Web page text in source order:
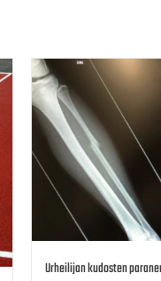
Urheilijan kudosten